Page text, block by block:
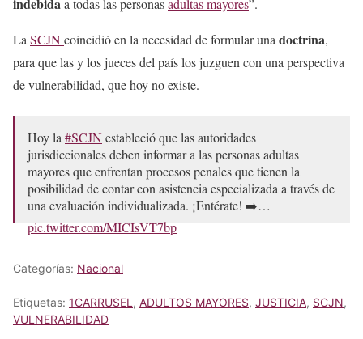
La SCJNcoincidió en la necesidad de formular una doctrina,
para que las y los jueces del país los juzguen con una perspectiva
de vulnerabilidad, que hoy no existe.
Hoy la #SCJN estableció que las autoridades
jurisdiccionales deben informar a las personas adultas
mayores que enfrentan procesos penales que tienen la
posibilidad de contar con asistencia especializada a través de
una evaluación individualizada. ¡Entérate! ➡️…
pic.twitter.com/MICIsVT7bp
Categorías: Nacional
Etiquetas: 1CARRUSEL , ADULTOS MAYORES, JUSTICIA, SCJN,
VULNERABILIDAD